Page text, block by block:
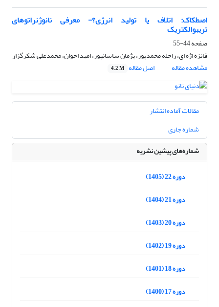
اصطکاک: اتلاف یا تولید انرژی؟- معرفی نانوژنراتوهای
تریبوالکتریک
صفحه44-55
فائزه اژه ای، راحله محمدپور، پژمان ساسانپور، امید اخوان، محمدعلی شکرگزار
مشاهده مقاله
اصل مقاله 4.2 M
مقالات آماده انتشار
شماره جاری
شماره‌های پیشین نشریه
دوره 22 (1405)
دوره 21 (1404)
دوره 20 (1403)
دوره 19 (1402)
دوره 18 (1401)
دوره 17 (1400)